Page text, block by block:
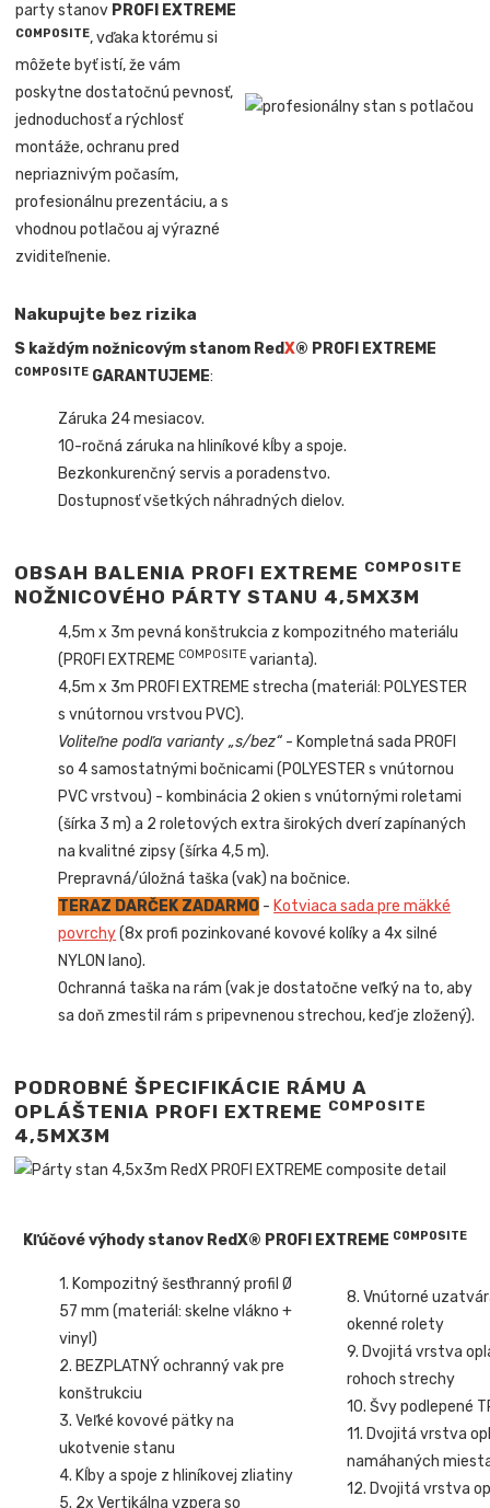
party stanov PROFI EXTREME
COMPOSITE, vďaka ktorému si
môžete byť istí, že vám
poskytne dostatočnú pevnosť,
jednoduchosť a rýchlosť
montáže, ochranu pred
nepriaznivým počasím,
profesionálnu prezentáciu, a s
vhodnou potlačou aj výrazné
zviditeľnenie.
Nakupujte bez rizika
S každým nožnicovým stanom RedX® PROFI EXTREME
COMPOSITE GARANTUJEME:
Záruka 24 mesiacov.
10-ročná záruka na hliníkové kĺby a spoje.
Bezkonkurenčný servis a poradenstvo.
Dostupnosť všetkých náhradných dielov.
OBSAH BALENIA PROFI EXTREME COMPOSITE
NOŽNICOVÉHO PÁRTY STANU 4,5MX3M
4,5m x 3mpevná konštrukcia z kompozitného materiálu
(PROFI EXTREME COMPOSITE varianta).
4,5m x 3m PROFI EXTREME strecha (materiál: POLYESTER
s vnútornou vrstvou PVC).
Voliteľne podľa varianty „s/bez“ - Kompletná sada PROFI
so 4 samostatnými bočnicami (POLYESTER s vnútornou
PVC vrstvou) - kombinácia 2 okien s vnútornými roletami
(šírka 3 m) a 2 roletových extra širokých dverí zapínaných
na kvalitné zipsy (šírka 4,5 m).
Prepravná/úložná taška (vak) na bočnice.
TERAZ DARČEK ZADARMO - Kotviaca sada pre mäkké
povrchy(8x profi pozinkované kovové kolíky a 4x silné
NYLON lano).
Ochranná taška na rám (vak je dostatočne veľký na to, aby
sa doň zmestil rám s pripevnenou strechou, keď je zložený).
PODROBNÉ ŠPECIFIKÁCIE RÁMU A
OPLÁŠTENIA PROFI EXTREME COMPOSITE
4,5MX3M
Kľúčové výhody stanov RedX® PROFI EXTREME COMPOSITE
1. Kompozitný šesťhranný profil Ø
57 mm (materiál: skelne vlákno +
vinyl)
2. BEZPLATNÝ ochranný vak pre
konštrukciu
3. Veľké kovové pätky na
ukotvenie stanu
4. Kĺby a spoje z hliníkovej zliatiny
5. 2x Vertikálna vzpera so
8. Vnútorné
okenné rolety
9. Dvojitá vrstva
rohoch strechy
10. Švy podlepené
11. Dvojitá vrstva
namáhaných
12. Dvojitá vrstva